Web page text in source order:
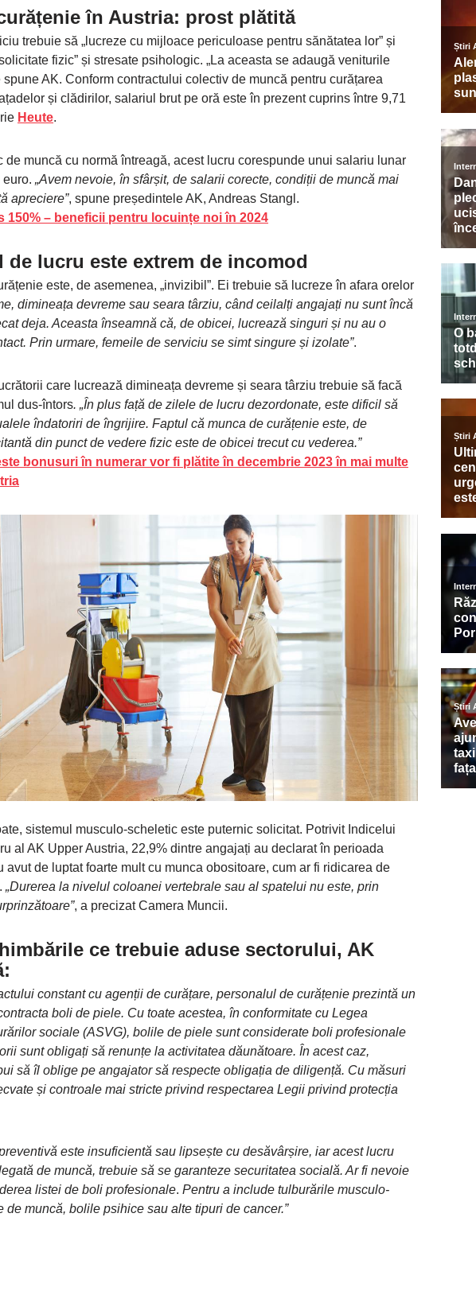
în Austria: prost plătită
trebuie să „lucreze cu mijloace periculoase pentru sănătatea lor” și
fizic” și stresate psihologic. „La aceasta se adaugă veniturile
spune AK. Conform contractului colectiv de muncă pentru curățarea
și clădirilor, salariul brut pe oră este în prezent cuprins între 9,71
Heute.
de muncă cu normă întreagă, acest lucru corespunde unui salariu lunar
euro. „Avem nevoie, în sfârșit, de salarii corecte, condiții de muncă mai
apreciere”, spune președintele AK, Andreas Stangl.
150% – beneficii pentru locuințe noi în 2024
de lucru este extrem de incomod
este, de asemenea, „invizibil”. Ei trebuie să lucreze în afara orelor
dimineața devreme sau seara târziu, când ceilalți angajați nu sunt încă
deja. Aceasta înseamnă că, de obicei, lucrează singuri și nu au o
Prin urmare, femeile de serviciu se simt singure și izolate”.
care lucrează dimineața devreme și seara târziu trebuie să facă
dus-întors. „În plus față de zilele de lucru dezordonate, este dificil să
îndatoriri de îngrijire. Faptul că munca de curățenie este, de
din punct de vedere fizic este de obicei trecut cu vederea.”
bonusuri în numerar vor fi plătite în decembrie 2023 în mai multe
sistemul musculo-scheletic este puternic solicitat. Potrivit Indicelui
al AK Upper Austria, 22,9% dintre angajați au declarat în perioada
avut de luptat foarte mult cu munca obositoare, cum ar fi ridicarea de
„Durerea la nivelul coloanei vertebrale sau al spatelui nu este, prin
, a precizat Camera Muncii.
ce trebuie aduse sectorului, AK
constant cu agenții de curățare, personalul de curățenie prezintă un
boli de piele. Cu toate acestea, în conformitate cu Legea
sociale (ASVG), bolile de piele sunt considerate boli profesionale
sunt obligați să renunțe la activitatea dăunătoare. În acest caz,
să îl oblige pe angajator să respecte obligația de diligență. Cu măsuri
și controale mai stricte privind respectarea Legii privind protecția
este insuficientă sau lipsește cu desăvârșire, iar acest lucru
de muncă, trebuie să se garanteze securitatea socială. Ar fi nevoie
listei de boli profesionale. Pentru a include tulburările musculo-
de muncă, bolile psihice sau alte tipuri de cancer.”